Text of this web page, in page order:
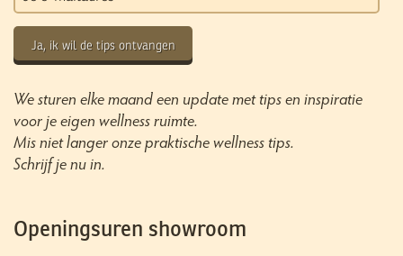
Ja, ik wil de tips ontvangen
We sturen elke maand een update met tips en inspiratie
voor je eigen wellness ruimte.
Mis niet langer onze praktische wellness tips.
Schrijf je nu in.
Openingsuren showroom